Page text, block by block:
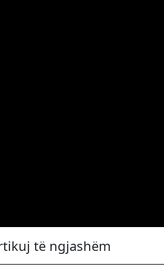
të ngjashëm